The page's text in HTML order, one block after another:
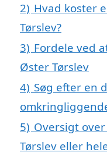
2) Hvad koster
Tørslev?
3) Fordele ved
Øster Tørslev
4) Søg efter en
5) Oversigt
Tørslev eller